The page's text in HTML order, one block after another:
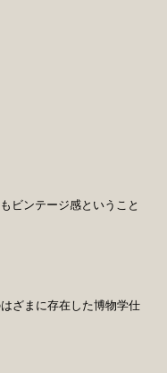
ビンテージ感ということ
ざまに存在した博物学仕